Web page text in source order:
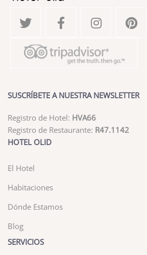
SUSCRÍBETE A NUESTRA NEWSLETTER
Registro de Hotel: HVA66
Registro de Restaurante: R47.1142
HOTEL OLID
El Hotel
Habitaciones
Dónde Estamos
Blog
SERVICIOS